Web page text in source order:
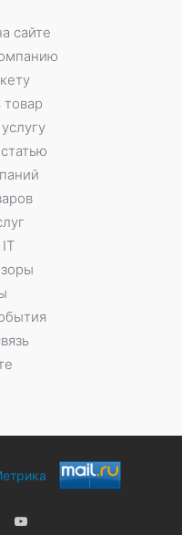
сайте
товар